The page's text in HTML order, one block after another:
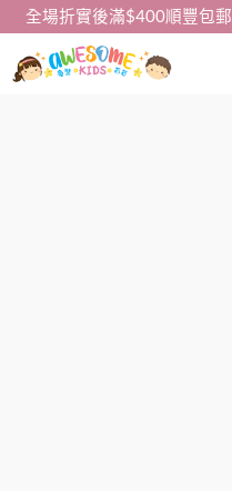
全場折實後滿$400順豐包郵